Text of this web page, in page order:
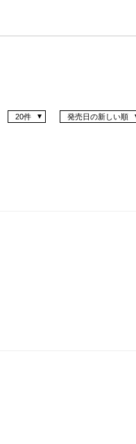
発売日の新しい順
20件